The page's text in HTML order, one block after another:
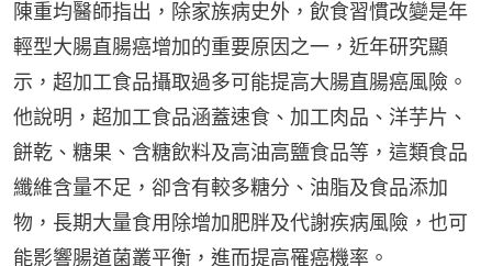
陳重均醫師指出，除家族病史外，飲食習慣改變是年
輕型大腸直腸癌增加的重要原因之一，近年研究顯
示，超加工食品攝取過多可能提高大腸直腸癌風險。
他說明，超加工食品涵蓋速食、加工肉品、洋芋片、
餅乾、糖果、含糖飲料及高油高鹽食品等，這類食品
纖維含量不足，卻含有較多糖分、油脂及食品添加
物，長期大量食用除增加肥胖及代謝疾病風險，也可
能影響腸道菌叢平衡，進而提高罹癌機率。